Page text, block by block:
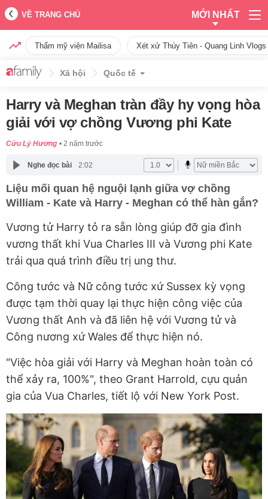
VỀ TRANG CHỦ MỚI NHẤT
Thẩm mỹ viện Mailisa Xét xử Thùy Tiên - Quang Linh
Xã hội Quốc tế
Harry và Meghan tràn đầy hy vọng hòa
giải với vợ chồng Vương phi Kate
Cửu Lý Hương 2 năm trước
Nghe đọc bài 2:02
Liệu mối quan hệ nguội lạnh giữa vợ chồng
William - Kate và Harry - Meghan có thể hàn gắn?
Vương tử Harry tỏ ra sẵn lòng giúp đỡ gia đình
vương thất khi Vua Charles III và Vương phi Kate
trải qua quá trình điều trị ung thư.
Công tước và Nữ công tước xứ Sussex kỳ vọng
được tạm thời quay lại thực hiện công việc của
Vương thất Anh và đã liên hệ với Vương tử và
Công nương xứ Wales để thực hiện nó.
"Việc hòa giải với Harry và Meghan hoàn toàn có
thể xảy ra, 100%", theo Grant Harrold, cựu quản
gia của Vua Charles, tiết lộ với New York Post.